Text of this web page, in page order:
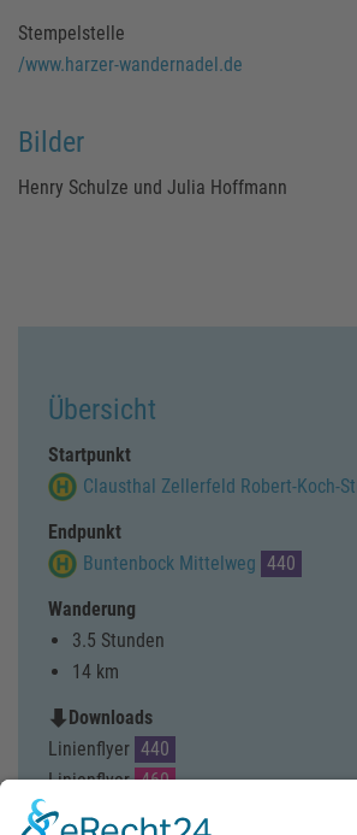
Stempelstelle
/www.harzer-wandernadel.de
Bilder
Henry Schulze und Julia Hoffmann
Übersicht
Startpunkt
Clausthal Zellerfeld Robert-Koch-
Endpunkt
Buntenbock Mittelweg 440
Wanderung
3.5 Stunden
14 km
Downloads
Linienflyer 440
Linienflyer 460